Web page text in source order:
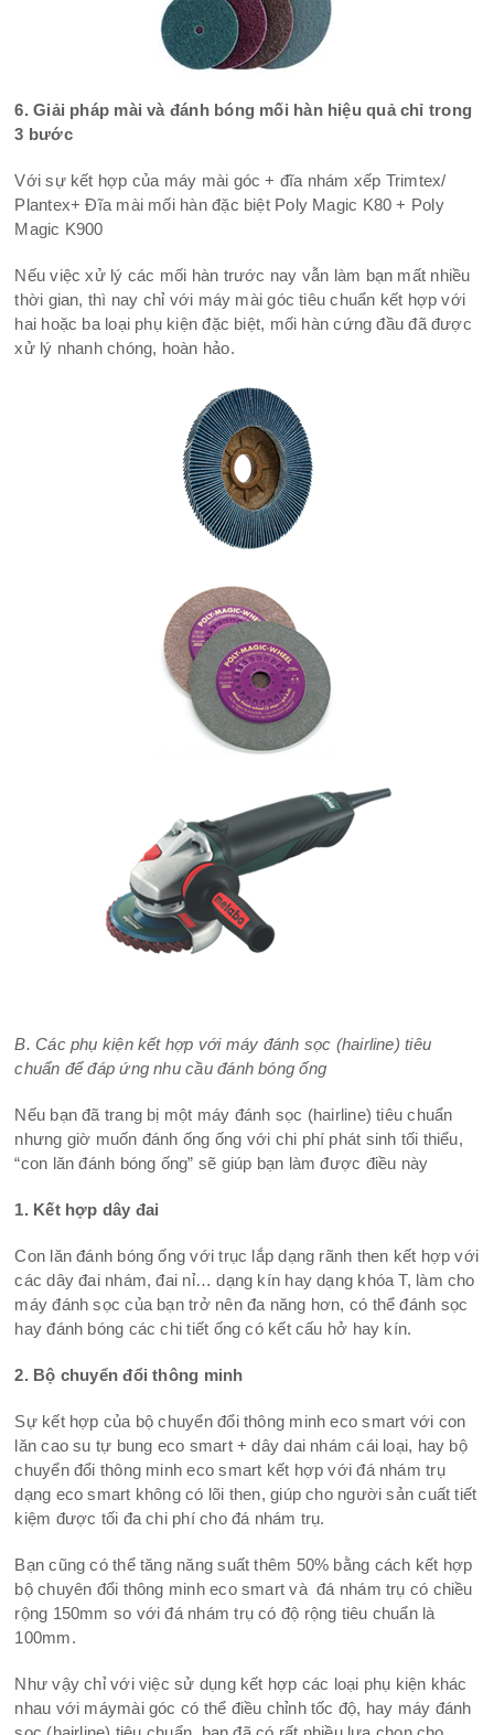
6. Giải pháp mài và đánh bóng mối hàn hiệu quả chỉ trong
3 bước
Với sự kết hợp của máy mài góc + đĩa nhám xếp Trimtex/
Plantex+ Đĩa mài mối hàn đặc biệt Poly Magic K80 + Poly
Magic K900
Nếu việc xử lý các mối hàn trước nay vẫn làm bạn mất nhiều
thời gian, thì nay chỉ với máy mài góc tiêu chuẩn kết hợp với
hai hoặc ba loại phụ kiện đặc biệt, mối hàn cứng đầu đã được
xử lý nhanh chóng, hoàn hảo.
B. Các phụ kiện kết hợp với máy đánh sọc (hairline) tiêu
chuẩn để đáp ứng nhu cầu đánh bóng ống
Nếu bạn đã trang bị một máy đánh sọc (hairline) tiêu chuẩn
nhưng giờ muốn đánh ống ống với chi phí phát sinh tối thiểu,
“con lăn đánh bóng ống” sẽ giúp bạn làm được điều này
1. Kết hợp dây đai
Con lăn đánh bóng ống với trục lắp dạng rãnh then kết hợp với
các dây đai nhám, đai nỉ… dạng kín hay dạng khóa T, làm cho
máy đánh sọc của bạn trở nên đa năng hơn, có thể đánh sọc
hay đánh bóng các chi tiết ống có kết cấu hở hay kín.
2. Bộ chuyển đổi thông minh
Sự kết hợp của bộ chuyển đổi thông minh eco smart với con
lăn cao su tự bung eco smart + dây dai nhám cái loại, hay bộ
chuyển đổi thông minh eco smart kết hợp với đá nhám trụ
dạng eco smart không có lõi then, giúp cho người sản cuất tiết
kiệm được tối đa chi phí cho đá nhám trụ.
Bạn cũng có thể tăng năng suất thêm 50% bằng cách kết hợp
bộ chuyên đổi thông minh eco smart và đá nhám trụ có chiều
rộng 150mm so với đá nhám trụ có độ rộng tiêu chuẩn là
100mm.
Như vậy chỉ với việc sử dụng kết hợp các loại phụ kiện khác
nhau với máymài góc có thể điều chỉnh tốc độ, hay máy đánh